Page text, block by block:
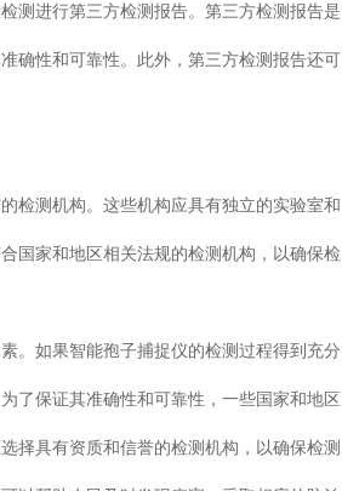
测进行第三方检测报告。第三方检测报告是
确性和可靠性。此外，第三方检测报告还可
检测机构。这些机构应具有独立的实验室和
国家和地区相关法规的检测机构，以确保检
。如果智能孢子捕捉仪的检测过程得到充分
了保证其准确性和可靠性，一些国家和地区
择具有资质和信誉的检测机构，以确保检测